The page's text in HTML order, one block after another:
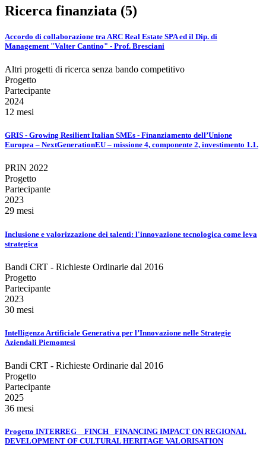
Ricerca finanziata (5)
Accordo di collaborazione tra ARC Real Estate SPA ed il Dip. di
Management "Valter Cantino" - Prof. Bresciani
Altri progetti di ricerca senza bando competitivo
Progetto
Partecipante
2024
12 mesi
GRIS - Growing Resilient Italian SMEs - Finanziamento dell’Unione
Europea – NextGenerationEU – missione 4, componente 2, investimento 1.1.
PRIN 2022
Progetto
Partecipante
2023
29 mesi
Inclusione e valorizzazione dei talenti: l'innovazione tecnologica come leva
strategica
Bandi CRT - Richieste Ordinarie dal 2016
Progetto
Partecipante
2023
30 mesi
Intelligenza Artificiale Generativa per l’Innovazione nelle Strategie
Aziendali Piemontesi
Bandi CRT - Richieste Ordinarie dal 2016
Progetto
Partecipante
2025
36 mesi
Progetto INTERREG _ FINCH_ FINANCING IMPACT ON REGIONAL
DEVELOPMENT OF CULTURAL HERITAGE VALORISATION